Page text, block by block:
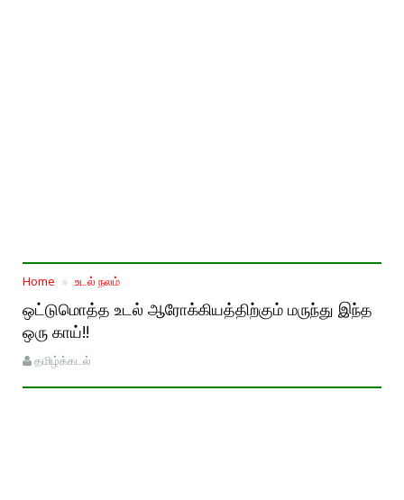
Home உடல் நலம்
ஒட்டுமொத்த உடல் ஆரோக்கியத்திற்கும் மருந்து இந்த
ஒரு காய்!!
தமிழ்க்கடல்